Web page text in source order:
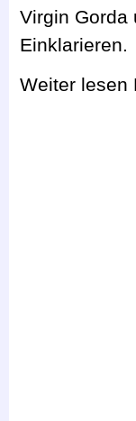
Virgin Gorda
Einklarieren.
Weiter lesen